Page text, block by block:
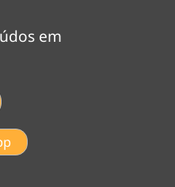
em